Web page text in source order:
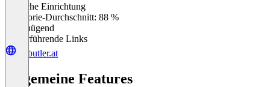
Einfache Einrichtung
Kategorie-Durchschnitt: 88 %
Ungenügend
Weiterführende Links
pr-butler.at
Allgemeine Features